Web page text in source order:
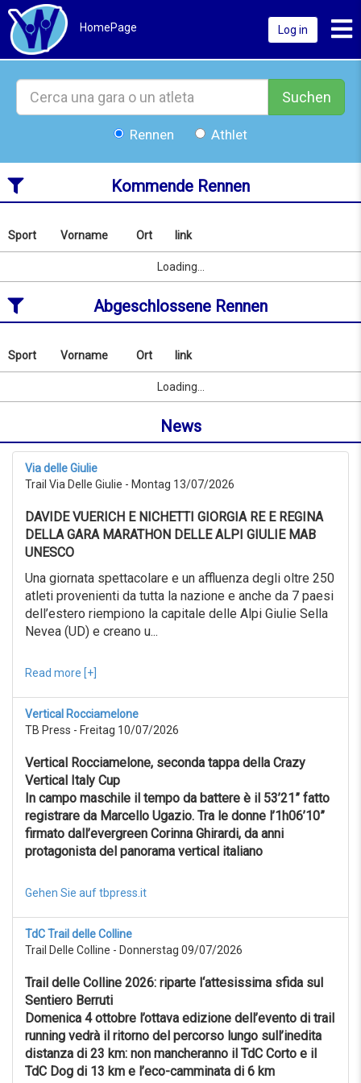
HomePage Log in
Suchen
Rennen Athlet
Kommende Rennen
Nach
Name
suchen
ab
to
07/09/2026
0KM
Suche
Sport
Reset
Sport Vorname Ort
link
link
Loading...
Abgeschlossene Rennen
Nach
Name
ab
07/07/2026
07/08/2026
Erweiterte
Suche
Sport
Reset
Sport Vorname Ort
link
link
Loading...
News
Via delle Giulie
Trail Via Delle Giulie - Montag 13/07/2026
DAVIDE VUERICH E NICHETTI GIORGIA RE E REGINA
DELLA GARA MARATHON DELLE ALPI GIULIE MAB
UNESCO
Una giornata spettacolare e un affluenza degli oltre 250
atleti provenienti da tutta la nazione e anche da 7 paesi
dell’estero riempiono la capitale delle Alpi Giulie Sella
Nevea (UD) e creano u...
Read more [+]
Vertical Rocciamelone
TB Press - Freitag 10/07/2026
Vertical Rocciamelone, seconda tappa della Crazy
Vertical Italy Cup
In campo maschile il tempo da battere è il 53’21” fatto
registrare da Marcello Ugazio. Tra le donne l’1h06’10”
firmato dall’evergreen Corinna Ghirardi, da anni
protagonista del panorama vertical italiano
Gehen Sie auf tbpress.it
TdC Trail delle Colline
Trail Delle Colline - Donnerstag 09/07/2026
Trail delle Colline 2026: riparte l‘attesissima sfida sul
Sentiero Berruti
Domenica 4 ottobre l’ottava edizione dell’evento di trail
running vedrà il ritorno del percorso lungo sull’inedita
distanza di 23 km: non mancheranno il TdC Corto e il
TdC Dog di 13 km e l’eco-camminata di 6 km